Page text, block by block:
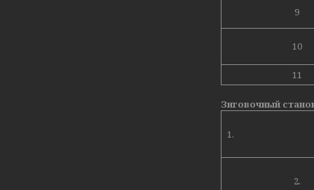
9
10
11
Зиговочный
1.
2.